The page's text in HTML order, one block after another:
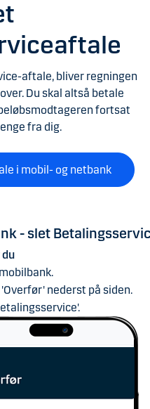
aftale, bliver regningen
Du skal altså betale
fortsat
fra dig.
i mobil- og netbank
- slet
du
'Overfør' nederst på siden.
- slet
du
Danske Netbank, og gå til 'Se
'Betalingsservice.
i dropdown listen, og klik
ud for kreditor,
er nu slettet.